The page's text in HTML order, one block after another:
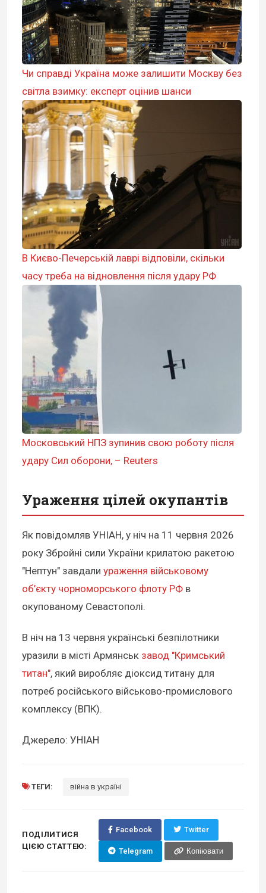
Чи справді Україна може залишити Москву без
світла взимку: експерт оцінив шанси
В Києво-Печерській лаврі відповіли, скільки
часу треба на відновлення після удару РФ
Московський НПЗ зупинив свою роботу після
удару Сил оборони, – Reuters
Ураження цілей окупантів
Як повідомляв УНІАН, у ніч на 11 червня 2026
року Збройні сили України крилатою ракетою
"Нептун" завдали ураження військовому
об’єкту чорноморського флоту РФ в
окупованому Севастополі.
В ніч на 13 червня українські безпілотники
уразили в місті Армянськ завод "Кримський
титан", який виробляє діоксид титану для
потреб російського військово-промислового
комплексу (ВПК).
Джерело: УНІАН
ТЕГИ: війна в україні
ПОДІЛИТИСЯ
ЦІЄЮ СТАТТЕЮ:
Facebook Twitter
Telegram Копіювати